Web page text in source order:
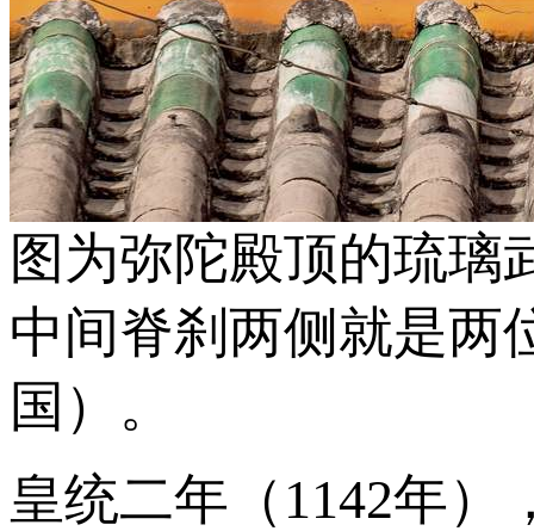
图为弥陀殿顶的琉璃
中间脊刹两侧就是两
国）。
皇统二年（1142年